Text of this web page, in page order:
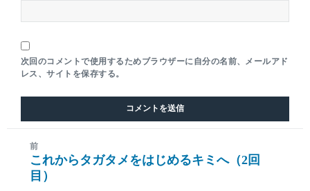
次回のコメントで使用するためブラウザーに自分の名前、メールアド
レス、サイトを保存する。
前
前
の
これからタガタメをはじめるキミへ（2回
目）